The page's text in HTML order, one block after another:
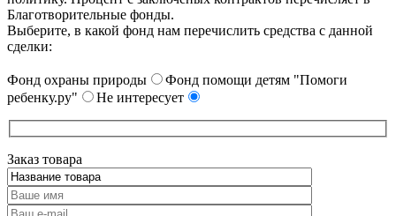
Благотворительные фонды.
Выберите, в какой фонд нам перечислить средства с данной
сделки:
Фонд охраны природы
Фонд помощи детям "Помоги
ребенку.ру"
Не интересует
Заказ товара